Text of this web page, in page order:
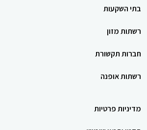
בתי השקעות
רשתות מזון
חברות תקשורת
רשתות אופנה
מדיניות פרטיות